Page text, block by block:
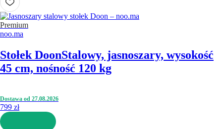
Premium
noo.ma
Stołek DoonStalowy, jasnoszary, wysokość
45 cm, nośność 120 kg
Dostawa od 27.08.2026
799 zł